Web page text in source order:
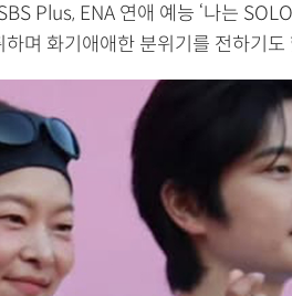
Plus, ENA 연애 예능 ‘나는
며 화기애애한 분위기를 전하기도